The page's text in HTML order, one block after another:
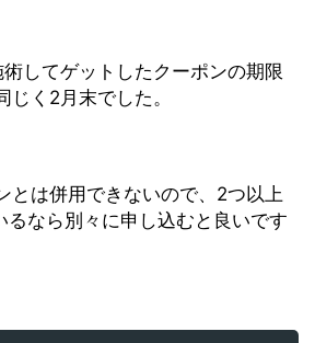
してゲットしたクーポンの期限
じく2月末でした。
とは併用できないので、2つ以上
るなら別々に申し込むと良いです